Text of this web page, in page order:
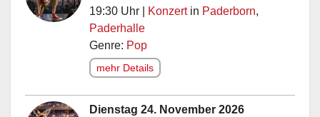
19:30 Uhr | Konzertin Paderborn,
Paderhalle
Genre: Pop
mehr Details
Dienstag 24. November 2026